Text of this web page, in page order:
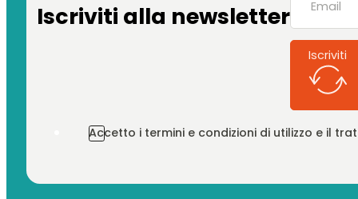
Iscriviti alla newsletter
Iscriviti
Accetto i termini e condizioni di utilizzo e il